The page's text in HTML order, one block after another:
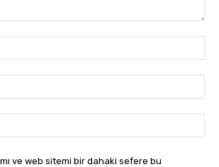
ve web sitemi bir dahaki sefere bu